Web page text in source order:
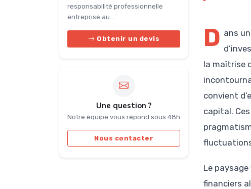
responsabilité professionnelle
entreprise au ...
Obtenir un devis
Une question ?
Notre équipe vous répond sous 48h
Nous contacter
D ans
la maîtrise
convient
capital.
Le
financiers